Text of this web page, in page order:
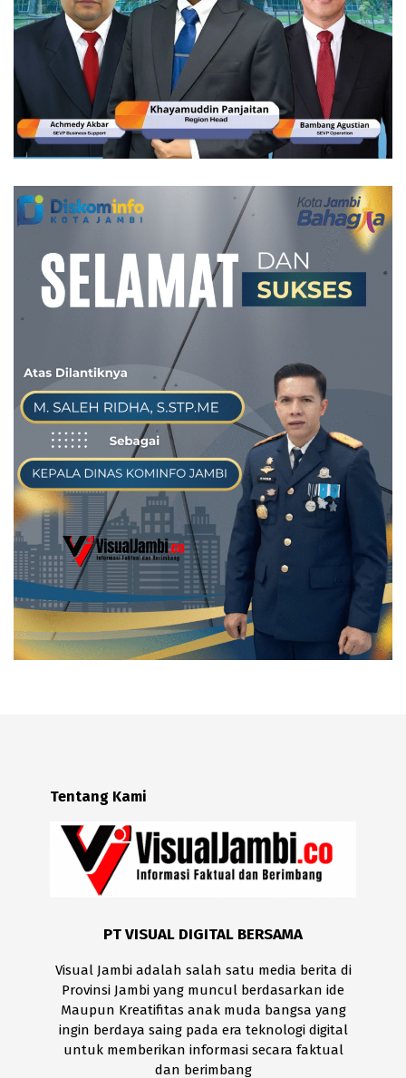
Tentang Kami
PT VISUAL DIGITAL BERSAMA
Visual Jambi adalah salah satu media berita di
Provinsi Jambi yang muncul berdasarkan ide
Maupun Kreatifitas anak muda bangsa yang
ingin berdaya saing pada era teknologi digital
untuk memberikan informasi secara faktual
dan berimbang